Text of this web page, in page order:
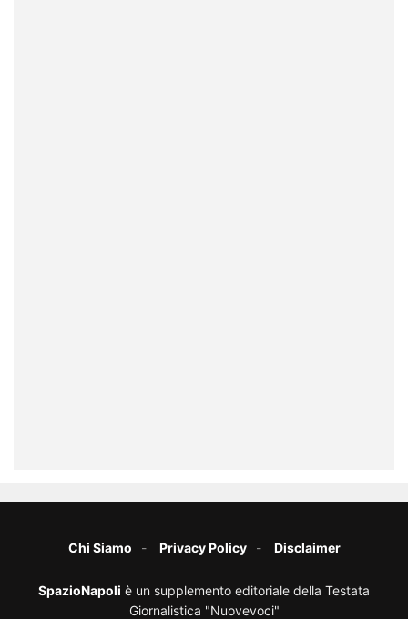
Chi Siamo Privacy Policy Disclaimer
SpazioNapoli è un supplemento editoriale della Testata
Giornalistica "Nuovevoci"